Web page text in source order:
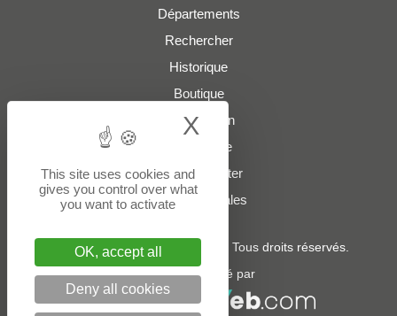
Départements
Rechercher
Historique
Boutique
Présentation
Plan du site
Nous contacter
Mentions légales
© 2022 - 2026boites-lettres.fr
. Tous droits réservés.
Un service édité par
This site uses cookies and
gives you control over what
you want to activate
OK, accept all
Deny all cookies
X Hide cookie